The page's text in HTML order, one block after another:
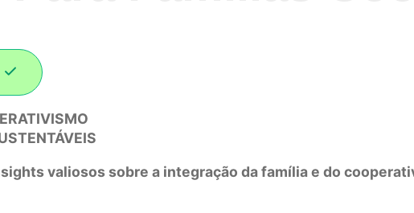
valiosos sobre a integração da família e do